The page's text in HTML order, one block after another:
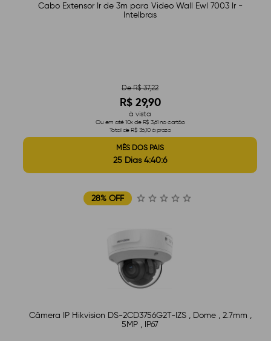
Cabo Extensor Ir de 3m para Video Wall Ewl 7003 Ir -
Intelbras
De R$ 37,22
R$ 29,90
à vista
Ou em até 10x de R$ 3,61 no cartão
Total de R$ 36,10 à prazo
MÊS DOS PAIS
25 Dias 4:40:5
28% OFF
Câmera IP Hikvision DS-2CD3756G2T-IZS , Dome , 2.7mm ,
5MP , IP67